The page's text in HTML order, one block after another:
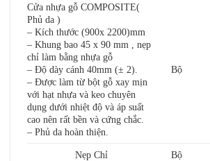
Cửa nhựa gỗ COMPOSITE(
Phủ da )
– Kích thước (900x 2200)mm
– Khung bao 45 x 90 mm , nẹp
chỉ làm bằng nhựa gỗ
– Độ dày cánh 40mm (± 2).
– Được làm từ bột gỗ xay mịn
với hạt nhựa và keo chuyên
dụng dưới nhiệt độ và áp suất
cao nên rất bền và cứng chắc.
– Phủ da hoàn thiện.
Bộ
Nẹp Chỉ Bộ